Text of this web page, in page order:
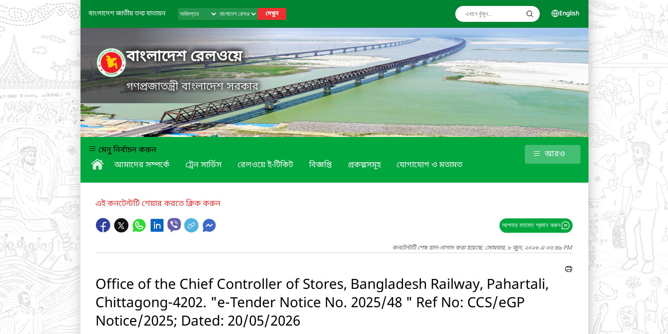
বাংলাদেশ জাতীয় তথ্য বাতায়ন দেখুন English
বাংলাদেশ রেলওয়ে
গণপ্রজাতন্ত্রী বাংলাদেশ সরকার
মেনু নির্বাচন করুন
আমাদের সম্পর্কে
ট্রেন সার্ভিস রেলওয়ে ই-টিকিট বিজ্ঞপ্তি প্রকল্পসমূহ যোগাযোগ ও মতামত
আরও
এই কনটেন্টটি শেয়ার করতে ক্লিক করুন
আপনার মতামত প্রদান করুন
কনটেন্টটি শেষ হাল-নাগাদ করা হয়েছে: সোমবার, ৮ জুন, ২০২৬ এ ০৩:৪৯ PM
Office of the Chief Controller of Stores, Bangladesh Railway, Pahartali,
Chittagong-4202. "e-Tender Notice No. 2025/48 " Ref No: CCS/eGP
Notice/2025; Dated: 20/05/2026